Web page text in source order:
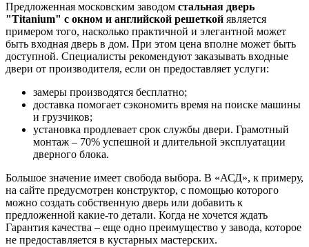
Предложенная московским заводом стальная дверь
"Titanium" с окном и английской решеткой является
примером того, насколько практичной и элегантной может
быть входная дверь в дом. При этом цена вполне может быть
доступной. Специалисты рекомендуют заказывать входные
двери от производителя, если он предоставляет услуги:
замеры производятся бесплатно;
доставка помогает сэкономить время на поиске машины
и грузчиков;
установка продлевает срок службы двери. Грамотный
монтаж – 70% успешной и длительной эксплуатации
дверного блока.
Большое значение имеет свобода выбора. В «АСД», к примеру,
на сайте предусмотрен конструктор, с помощью которого
можно создать собственную дверь или добавить к
предложенной какие-то детали. Когда не хочется ждать
Гарантия качества – еще одно преимущество у завода, которое
не предоставляется в кустарных мастерских.